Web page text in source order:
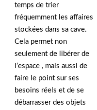
temps de trier
fréquemment les affaires
stockées dans sa cave.
Cela permet non
seulement de libérer de
l’espace , mais aussi de
faire le point sur ses
besoins réels et de se
débarrasser des objets